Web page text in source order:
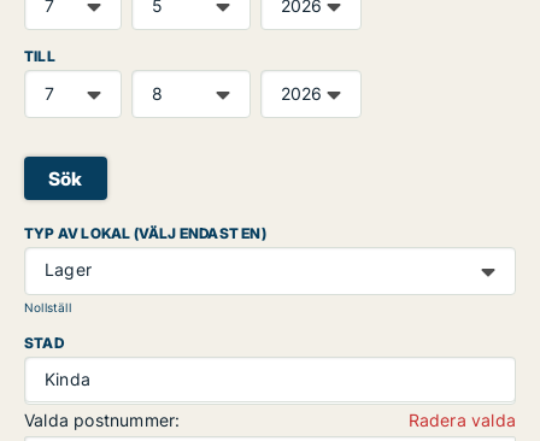
TILL
Sök
TYP AV LOKAL (VÄLJ ENDAST EN)
Lager
Nollställ
STAD
Kinda
Valda postnummer:
Radera valda